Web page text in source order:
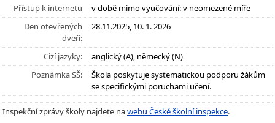
Přístup k internetu
v době mimo vyučování: v neomezené míře
Den otevřených
dveří:
28.11.2025, 10. 1. 2026
Cizí jazyky:
anglický (A), německý (N)
Poznámka SŠ:
Škola poskytuje systematickou podporu žákům
se specifickými poruchami učení.
Inspekční zprávy školy najdete nawebu České školní inspekce.